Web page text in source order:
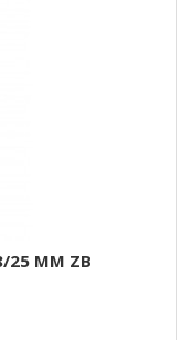
25 MM ZB